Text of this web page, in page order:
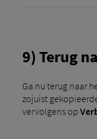
9) Terug
Ga nu terug naar
zojuist
vervolgens op